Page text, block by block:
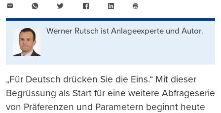
WhatsAppTwitter FacebookLinkedIn
drucken
Werner Rutsch ist Anlageexperte und Autor.
„Für Deutsch drücken Sie die Eins.“ Mit dieser
Begrüssung als Start für eine weitere Abfrageserie
von Präferenzen und Parametern beginnt heute